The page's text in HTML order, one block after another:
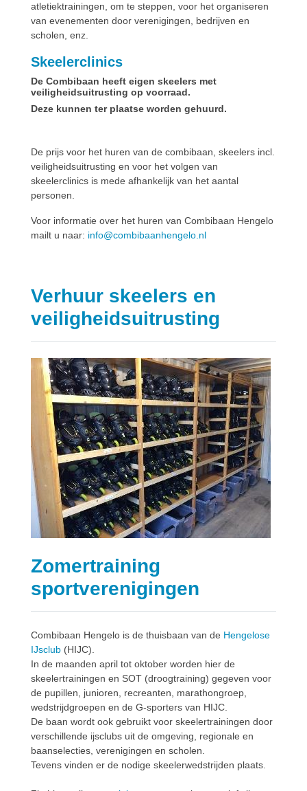
atletiektrainingen, om te steppen, voor het organiseren
van evenementen door verenigingen, bedrijven en
scholen, enz.
Skeelerclinics
De Combibaan heeft eigen skeelers met
veiligheidsuitrusting op voorraad.
Deze kunnen ter plaatse worden gehuurd.
De prijs voor het huren van de combibaan, skeelers incl.
veiligheidsuitrusting en voor het volgen van
skeelerclinics is mede afhankelijk van het aantal
personen.
Voor informatie over het huren van Combibaan Hengelo
mailt u naar: info@combibaanhengelo.nl
Verhuur skeelers en
veiligheidsuitrusting
Zomertraining
sportverenigingen
Combibaan Hengelo is de thuisbaan van de Hengelose
IJsclub (HIJC).
In de maanden april tot oktober worden hier de
skeelertrainingen en SOT (droogtraining) gegeven voor
de pupillen, junioren, recreanten, marathongroep,
wedstrijdgroepen en de G-sporters van HIJC.
De baan wordt ook gebruikt voor skeelertrainingen door
verschillende ijsclubs uit de omgeving, regionale en
baanselecties, verenigingen en scholen.
Tevens vinden er de nodige skeelerwedstrijden plaats.